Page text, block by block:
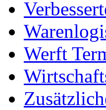
Werft